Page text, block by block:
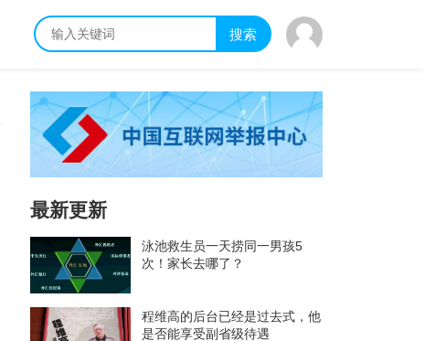
搜索
最新更新
泳池救生员一天捞同一男孩5
次！家长去哪了？
程维高的后台已经是过去式，他
是否能享受副省级待遇